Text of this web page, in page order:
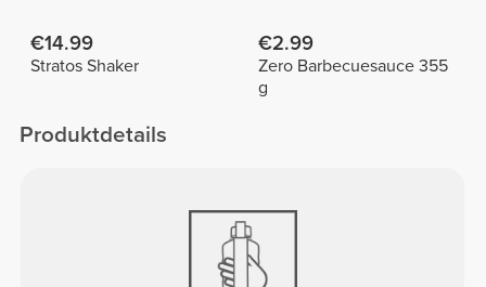
€14.99
Stratos Shaker
€2.99
Zero Barbecuesauce 355
g
Produktdetails